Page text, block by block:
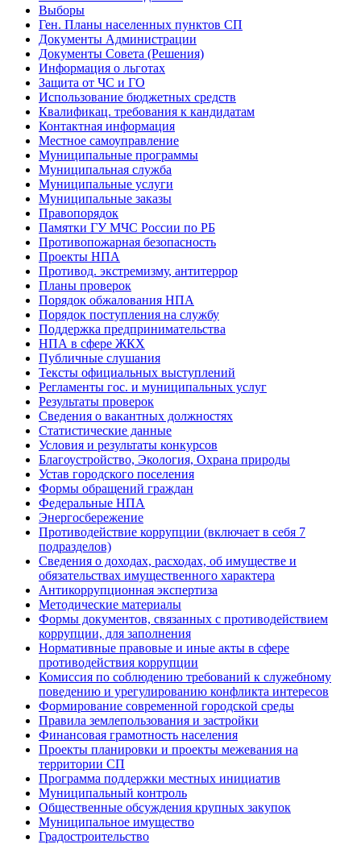
Выборы
Ген. Планы населенных пунктов СП
Документы Администрации
Документы Совета (Решения)
Информация о льготах
Защита от ЧС и ГО
Использование бюджетных средств
Квалификац. требования к кандидатам
Контактная информация
Местное самоуправление
Муниципальные программы
Муниципальная служба
Муниципальные услуги
Муниципальные заказы
Правопорядок
Памятки ГУ МЧС России по РБ
Противопожарная безопасность
Проекты НПА
Противод. экстремизму, антитеррор
Планы проверок
Порядок обжалования НПА
Порядок поступления на службу
Поддержка предпринимательства
НПА в сфере ЖКХ
Публичные слушания
Тексты официальных выступлений
Регламенты гос. и муниципальных услуг
Результаты проверок
Сведения о вакантных должностях
Статистические данные
Условия и результаты конкурсов
Благоустройство, Экология, Охрана природы
Устав городского поселения
Формы обращений граждан
Федеральные НПА
Энергосбережение
Противодействие коррупции (включает в себя 7
подразделов)
Сведения о доходах, расходах, об имуществе и
обязательствах имущественного характера
Антикоррупционная экспертиза
Методические материалы
Формы документов, связанных с противодействием
коррупции, для заполнения
Нормативные правовые и иные акты в сфере
противодействия коррупции
Комиссия по соблюдению требований к служебному
поведению и урегулированию конфликта интересов
Формирование современной городской среды
Правила землепользования и застройки
Финансовая грамотность населения
Проекты планировки и проекты межевания на
территории СП
Программа поддержки местных инициатив
Муниципальный контроль
Общественные обсуждения крупных закупок
Муниципальное имущество
Градостроительство